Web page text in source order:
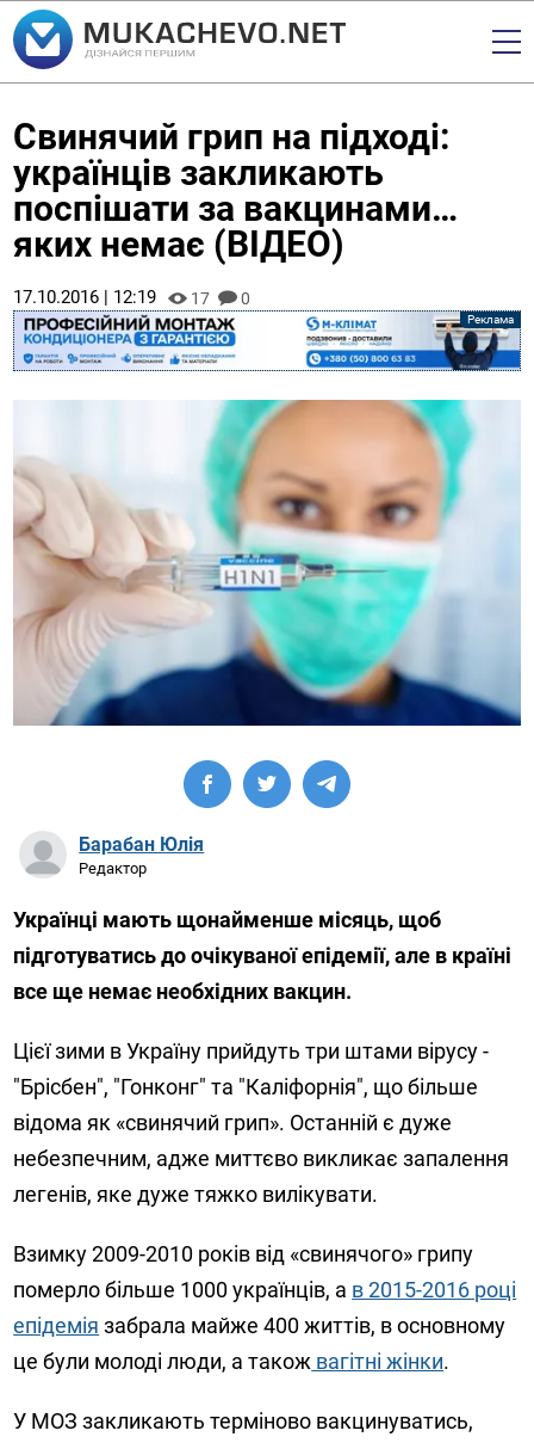
Свинячий грип на підході:
українців закликають
поспішати за вакцинами…
яких немає (ВІДЕО)
17.10.2016 | 12:19 17 0
Барабан Юлія
Редактор
Українці мають щонайменше місяць, щоб
підготуватись до очікуваної епідемії, але в країні
все ще немає необхідних вакцин.
Цієї зими в Україну прийдуть три штами вірусу -
"Брісбен", "Гонконг" та "Каліфорнія", що більше
відома як «свинячий грип». Останній є дуже
небезпечним, адже миттєво викликає запалення
легенів, яке дуже тяжко вилікувати.
Взимку 2009-2010 років від «свинячого» грипу
померло більше 1000 українців, а в 2015-2016 році
епідемія забрала майже 400 життів, в основному
це були молоді люди, а також вагітні жінки.
У МОЗ закликають терміново вакцинуватись,